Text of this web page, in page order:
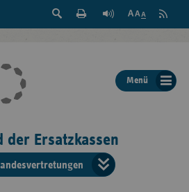
Suche
der
Seite
Feed
Menü
der Ersatzkassen